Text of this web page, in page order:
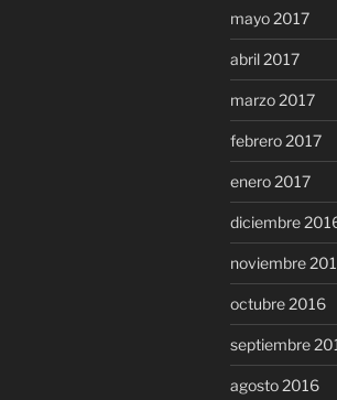
mayo 2017
abril 2017
marzo 2017
febrero 2017
enero 2017
diciembre
noviembre
octubre 2016
septiembre
agosto 2016